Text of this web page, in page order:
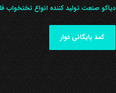
دیاکو صنعت تولید کننده انواع تختخواب
کمد بایگانی دوار